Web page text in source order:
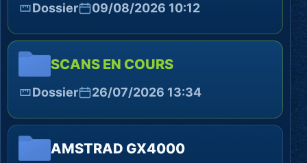
Dossier 09/08/2026 10:12
SCANS EN COURS
Dossier 26/07/2026 13:34
AMSTRAD GX4000